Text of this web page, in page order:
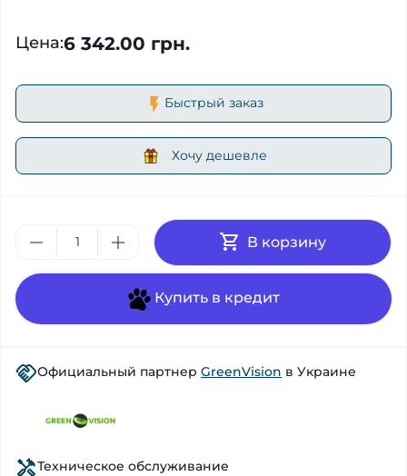
Цена:6 342.00 грн.
Быстрый заказ
Хочу дешевле
В корзину
Купить в кредит
Официальный партнер GreenVision в Украине
Техническое обслуживание